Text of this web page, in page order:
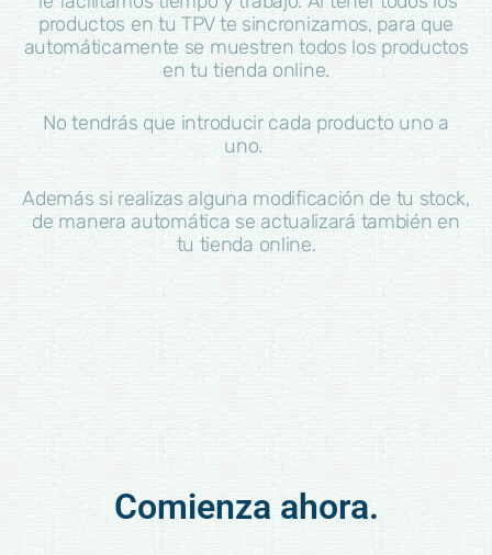
productos en tu TPV te sincronizamos, para que
automáticamente se muestren todos los productos
en tu tienda online.
No tendrás que introducir cada producto uno a
uno.
Además si realizas alguna modificación de tu stock,
de manera automática se actualizará también en
tu tienda online.
Comienza ahora.